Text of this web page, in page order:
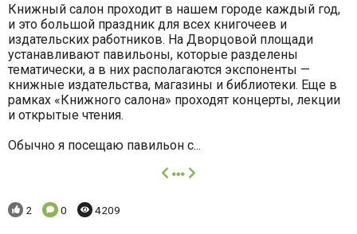
Книжный салон проходит в нашем городе каждый год,
и это большой праздник для всех книгочеев и
издательских работников. На Дворцовой площади
устанавливают павильоны, которые разделены
тематически, а в них располагаются экспоненты —
книжные издательства, магазины и библиотеки. Еще в
рамках «Книжного салона» проходят концерты, лекции
и открытые чтения.
Обычно я посещаю павильон с...
далее
Понравилось:
2 Комментариев:
0 Просмотров:
4209